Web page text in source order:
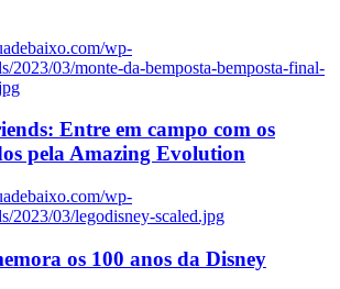
wp-
2023/03/monte-da-bemposta-bemposta-final-
Entre em campo com os
pela Amazing Evolution
wp-
2023/03/legodisney-scaled.jpg
os 100 anos da Disney